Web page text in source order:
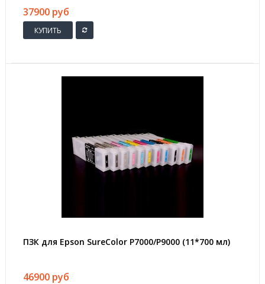
37900 руб
КУПИТЬ
ПЗК для Epson SureColor P7000/P9000 (11*700 мл)
46900 руб